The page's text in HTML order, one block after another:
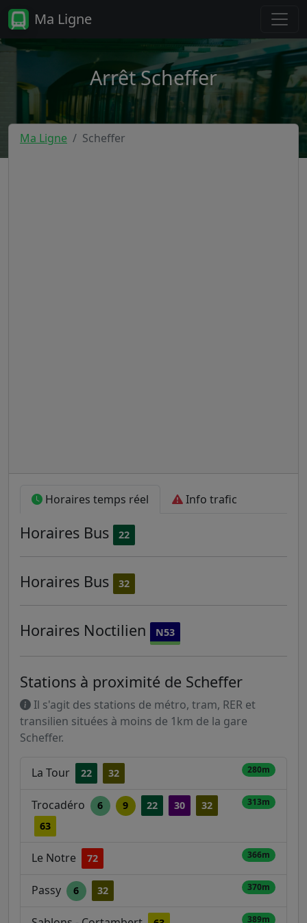
Ma Ligne
Arrêt Scheffer
Ma Ligne Scheffer
Horaires temps réel Info trafic
Horaires Bus 22
Horaires Bus 32
Horaires Noctilien N53
Stations à proximité de Scheffer
Il s'agit des stations de métro, tram, RER et
transilien situées à moins de 1km de la gare
Scheffer.
La Tour 22 32 280m
Trocadéro 6 9 22 30
32
63
313m
Le Notre 72 366m
Passy 6 32 370m
389m